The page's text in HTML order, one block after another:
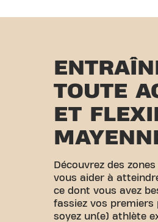
TOUTE
ET
Découvrez des
vous aider à
ce dont vous avez
fassiez vos premiers
soyez un(e) athlète